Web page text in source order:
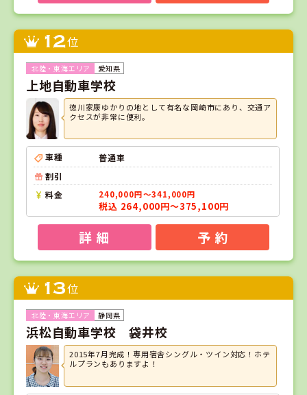
12位
愛知県
上地自動車学校
徳川家康ゆかりの地として有名な岡崎市にあり、交通ア
クセスが非常に便利。
車種
普通車
割引
料金
240,000円～341,000円
税込 264,000円～375,100円
詳 細 予 約
13位
静岡県
浜松自動車学校 袋井校
2015年7月完成！専用宿舎シングル・ツイン対応！ホテ
ルプランもありますよ！